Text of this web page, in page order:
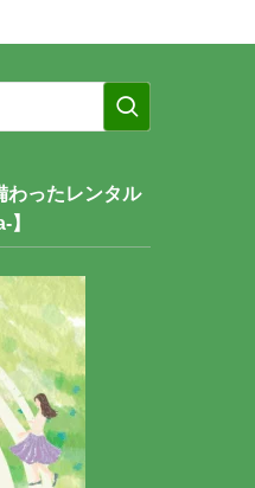
わったレンタル